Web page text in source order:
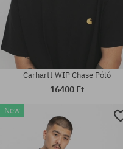
Elérhető méretek:
Carhartt WIP Chase Póló
16400 Ft
New